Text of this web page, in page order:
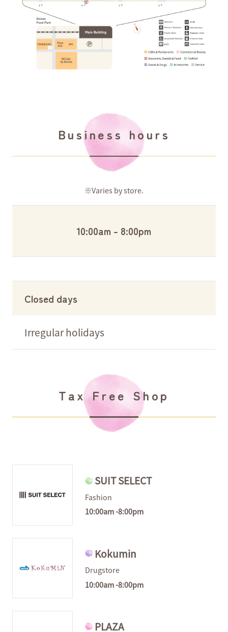
シャミネエントランス
Business hours
※Varies by store.
10:00am - 8:00pm
Closed days
Irregular holidays
Tax Free Shop
SUIT SELECT
Fashion
10:00am -8:00pm
Kokumin
Drugstore
10:00am -8:00pm
PLAZA